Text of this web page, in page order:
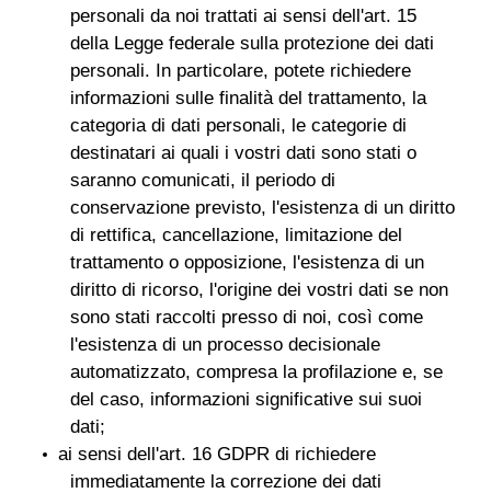
personali da noi trattati ai sensi dell'art. 15
della Legge federale sulla protezione dei dati
personali. In particolare, potete richiedere
informazioni sulle finalità del trattamento, la
categoria di dati personali, le categorie di
destinatari ai quali i vostri dati sono stati o
saranno comunicati, il periodo di
conservazione previsto, l'esistenza di un diritto
di rettifica, cancellazione, limitazione del
trattamento o opposizione, l'esistenza di un
diritto di ricorso, l'origine dei vostri dati se non
sono stati raccolti presso di noi, così come
l'esistenza di un processo decisionale
automatizzato, compresa la profilazione e, se
del caso, informazioni significative sui suoi
dati;
ai sensi dell'art. 16 GDPR di richiedere
immediatamente la correzione dei dati